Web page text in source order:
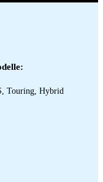
Touring, Hybrid